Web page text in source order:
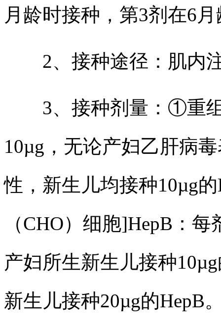
月龄时接种，第3剂在6
2、接种途径：肌内
3、接种剂量：①重组
10µg，无论产妇乙肝病
性，新生儿均接种10µg
（CHO）细胞]HepB：
产妇所生新生儿接种
新生儿接种20µg的HepB